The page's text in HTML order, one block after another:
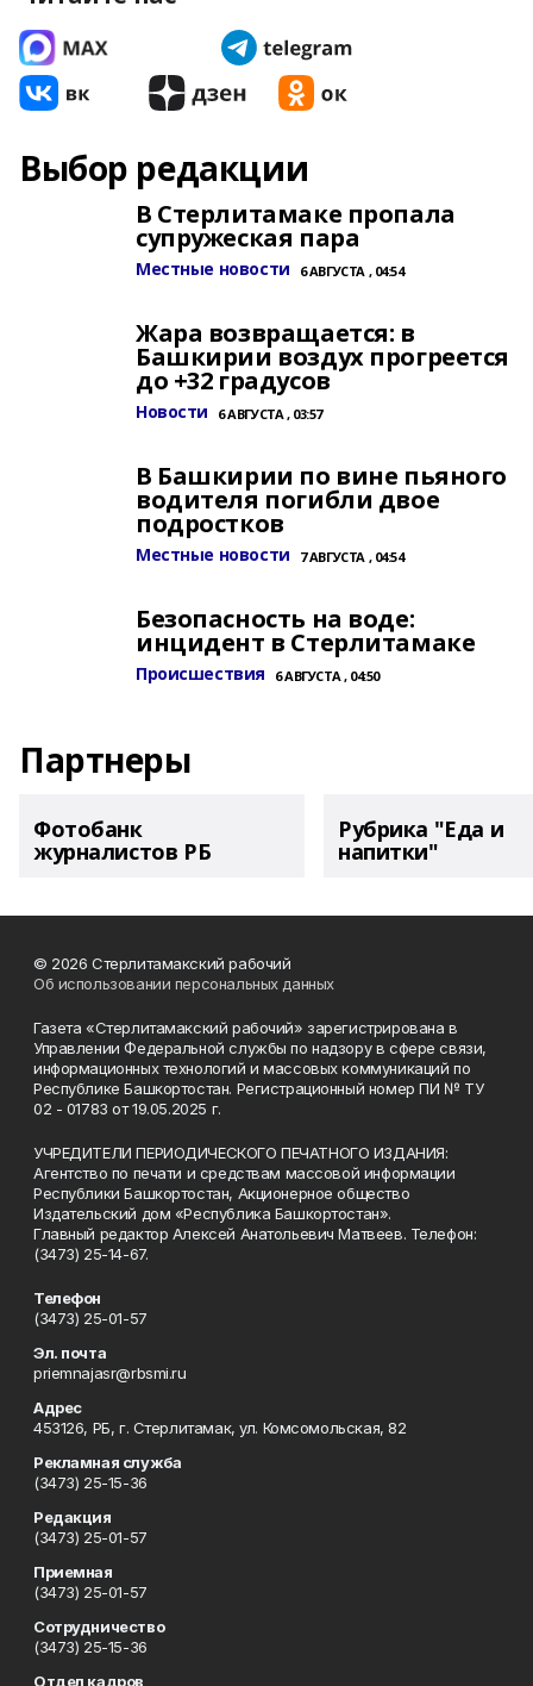
Выбор редакции
В Стерлитамаке пропала
супружеская пара
Местные новости 6 АВГУСТА , 04:54
Жара возвращается: в
Башкирии воздух прогреется
до +32 градусов
Новости 6 АВГУСТА , 03:57
В Башкирии по вине пьяного
водителя погибли двое
подростков
Местные новости 7 АВГУСТА , 04:54
Безопасность на воде:
инцидент в Стерлитамаке
Происшествия 6 АВГУСТА , 04:50
Партнеры
Фотобанк
журналистов РБ
Рубрика "Еда и
напитки"
© 2026 Стерлитамакский рабочий
Об использовании персональных данных
Газета «Стерлитамакский рабочий» зарегистрирована в
Управлении Федеральной службы по надзору в сфере связи,
информационных технологий и массовых коммуникаций по
Республике Башкортостан. Регистрационный номер ПИ № ТУ
02 - 01783 от 19.05.2025 г.
УЧРЕДИТЕЛИ ПЕРИОДИЧЕСКОГО ПЕЧАТНОГО ИЗДАНИЯ:
Агентство по печати и средствам массовой информации
Республики Башкортостан, Акционерное общество
Издательский дом «Республика Башкортостан».
Главный редактор Алексей Анатольевич Матвеев. Телефон:
(3473) 25-14-67.
Телефон
(3473) 25-01-57
Эл. почта
priemnajasr@rbsmi.ru
Адрес
453126, РБ, г. Стерлитамак, ул. Комсомольская, 82
Рекламная служба
(3473) 25-15-36
Редакция
(3473) 25-01-57
Приемная
(3473) 25-01-57
Сотрудничество
(3473) 25-15-36
Отдел кадров